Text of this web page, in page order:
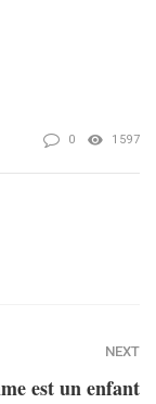
0 1597
NEXT
est un enfant